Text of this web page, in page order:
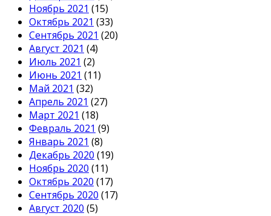
Ноябрь 2021 (15)
Октябрь 2021 (33)
Сентябрь 2021 (20)
Август 2021 (4)
Июль 2021 (2)
Июнь 2021 (11)
Май 2021 (32)
Апрель 2021 (27)
Март 2021 (18)
Февраль 2021 (9)
Январь 2021 (8)
Декабрь 2020 (19)
Ноябрь 2020 (11)
Октябрь 2020 (17)
Сентябрь 2020 (17)
Август 2020 (5)